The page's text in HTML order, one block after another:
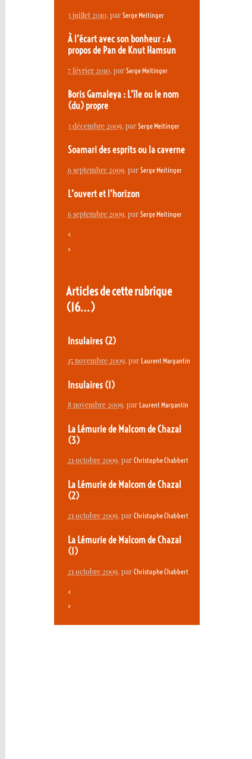
3 juillet 2010, par Serge Meitinger
À l’écart avec son bonheur : A
propos de Pan de Knut Hamsun
7 février 2010, par Serge Meitinger
Boris Gamaleya : L’île ou le nom
(du) propre
3 décembre 2009, par Serge Meitinger
Soamari des esprits ou la caverne
6 septembre 2009, par Serge Meitinger
L’ouvert et l’horizon
6 septembre 2009, par Serge Meitinger
<
>
Articles de cette rubrique
(16…)
Insulaires (2)
15 novembre 2009, par Laurent Margantin
Insulaires (1)
8 novembre 2009, par Laurent Margantin
La Lémurie de Malcom de Chazal
(3)
21 octobre 2009, par Christophe Chabbert
La Lémurie de Malcom de Chazal
(2)
21 octobre 2009, par Christophe Chabbert
La Lémurie de Malcom de Chazal
(1)
21 octobre 2009, par Christophe Chabbert
<
>